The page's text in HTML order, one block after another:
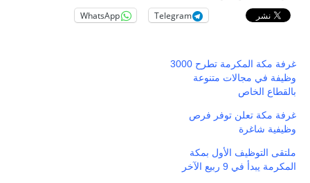
Telegram
WhatsApp
غرفة مكة المكرمة تطرح 3000
وظيفة في مجالات متنوعة
بالقطاع الخاص
غرفة مكة تعلن توفر فرص
وظيفية شاغرة
ملتقى التوظيف الأول بمكة
المكرمة يبدأ في 9 ربيع الآخر